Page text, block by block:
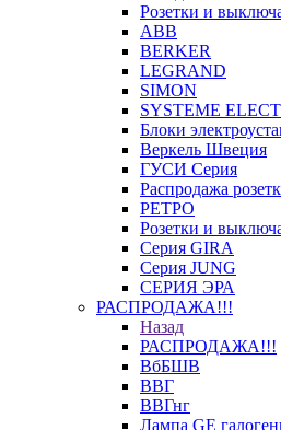
Розетки и
ABB
BERKER
LEGRAND
SIMON
SYSTEME
Блоки
Веркель Швеция
ГУСИ Серия
Распродажа
РЕТРО
Розетки и
Серия GIRA
Серия JUNG
СЕРИЯ ЭРА
РАСПРОДАЖА!!!
Назад
РАСПРОДАЖА!!!
ВбБШВ
ВВГ
ВВГнг
Лампа GE